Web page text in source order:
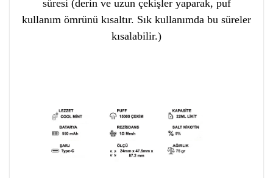
süresi (derin ve uzun çekişler yaparak, puf
kullanım ömrünü kısaltır. Sık kullanımda bu süreler
kısalabilir.)